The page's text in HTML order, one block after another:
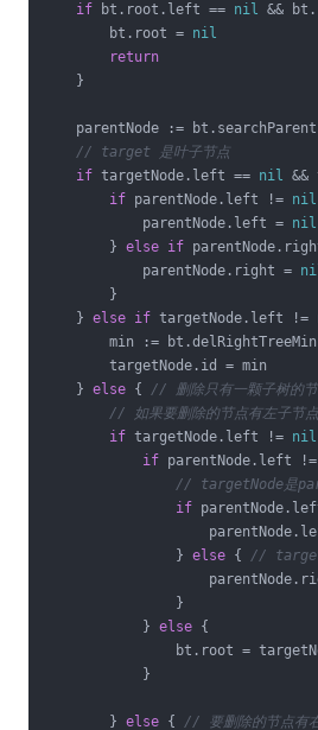
if bt.root.left == nil &&
        bt.root =
nil
return
    }
parentNode :=
// target 是叶子节点
if targetNode.left == nil
if parentNode.left != nil
            parentNode.left =
nil
        }
else if
            parentNode.right =
        }
    }
else if targetNode.left !=
min :=
        targetNode.id = min
    }
else { // 删除只有一颗子树的
// 如果要删除的节点有左子节点
if targetNode.left != nil
if parentNode.left !=
// targetNode是
if
                }
else { //
                }
            }
else {
bt.root =
            }
        }
else { // 要删除的节点有